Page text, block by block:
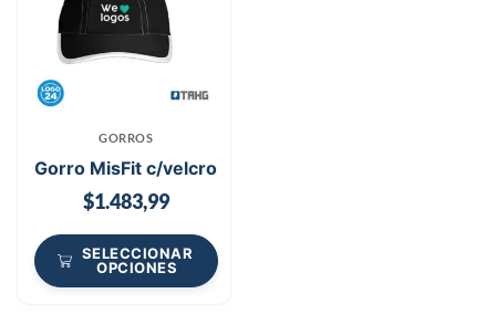
GORROS
Gorro MisFit c/velcro
$1.483,99
SELECCIONAR
OPCIONES